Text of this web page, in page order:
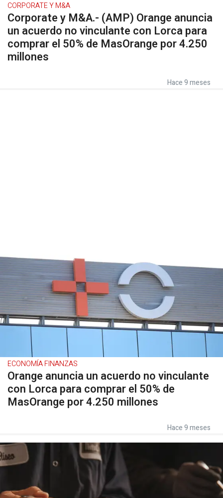
CORPORATE Y M&A
Corporate y M&A.- (AMP) Orange anuncia
un acuerdo no vinculante con Lorca para
comprar el 50% de MasOrange por 4.250
millones
Hace 9 meses
ECONOMÍA FINANZAS
Orange anuncia un acuerdo no vinculante
con Lorca para comprar el 50% de
MasOrange por 4.250 millones
Hace 9 meses